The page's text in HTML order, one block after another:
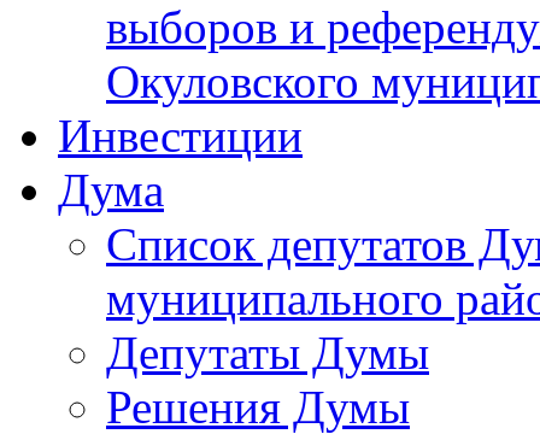
выборов и
Окуловского
Инвестиции
Дума
Список депутатов
муниципального
Депутаты Думы
Решения Думы